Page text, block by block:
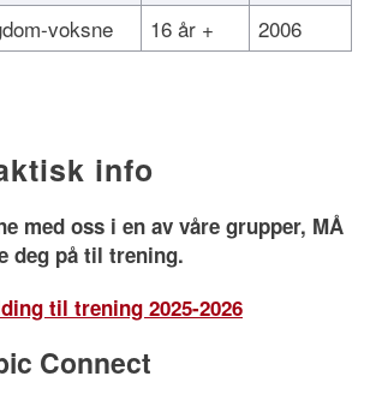
voksne
16 år + 2006
info
med oss i en av våre grupper, MÅ
deg på til trening.
til trening 2025-2026
Connect